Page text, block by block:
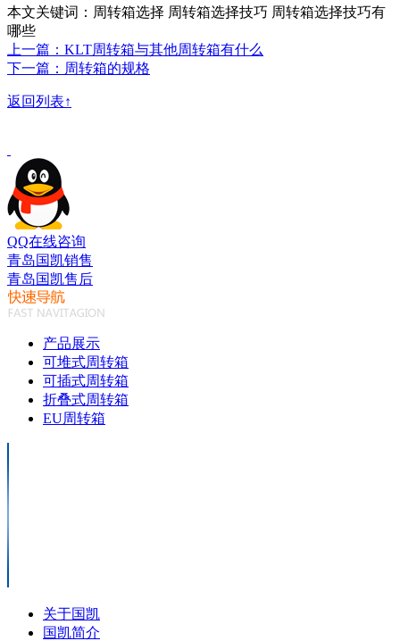
本文关键词：周转箱选择 周转箱选择技巧 周转箱选择技巧有
哪些
上一篇：KLT周转箱与其他周转箱有什么
下一篇：周转箱的规格
返回列表↑
QQ在线咨询
青岛国凯销售
青岛国凯售后
产品展示
可堆式周转箱
可插式周转箱
折叠式周转箱
EU周转箱
关于国凯
国凯简介